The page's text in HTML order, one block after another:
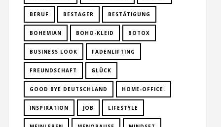
BERUF BESTAGER BESTÄTIGUNG
BOHEMIAN BOHO-KLEID BOTOX
BUSINESS LOOK FADENLIFTING
FREUNDSCHAFT GLÜCK
GOOD BYE DEUTSCHLAND HOME-OFFICE.
INSPIRATION JOB LIFESTYLE